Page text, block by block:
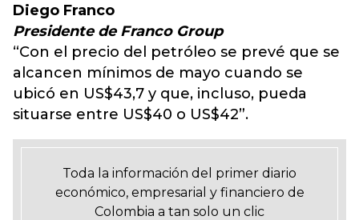
Diego Franco
Presidente de Franco Group
“Con el precio del petróleo se prevé que se
alcancen mínimos de mayo cuando se
ubicó en US$43,7 y que, incluso, pueda
situarse entre US$40 o US$42”.
Toda la información del primer diario
económico, empresarial y financiero de
Colombia a tan solo un clic